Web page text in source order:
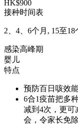
HK$900
接种时间表
2、4、6个月, 15至
感染高峰期
婴儿
特点
预防百日咳效
6合1疫苗把多
减到4次，更可
会，令家长免